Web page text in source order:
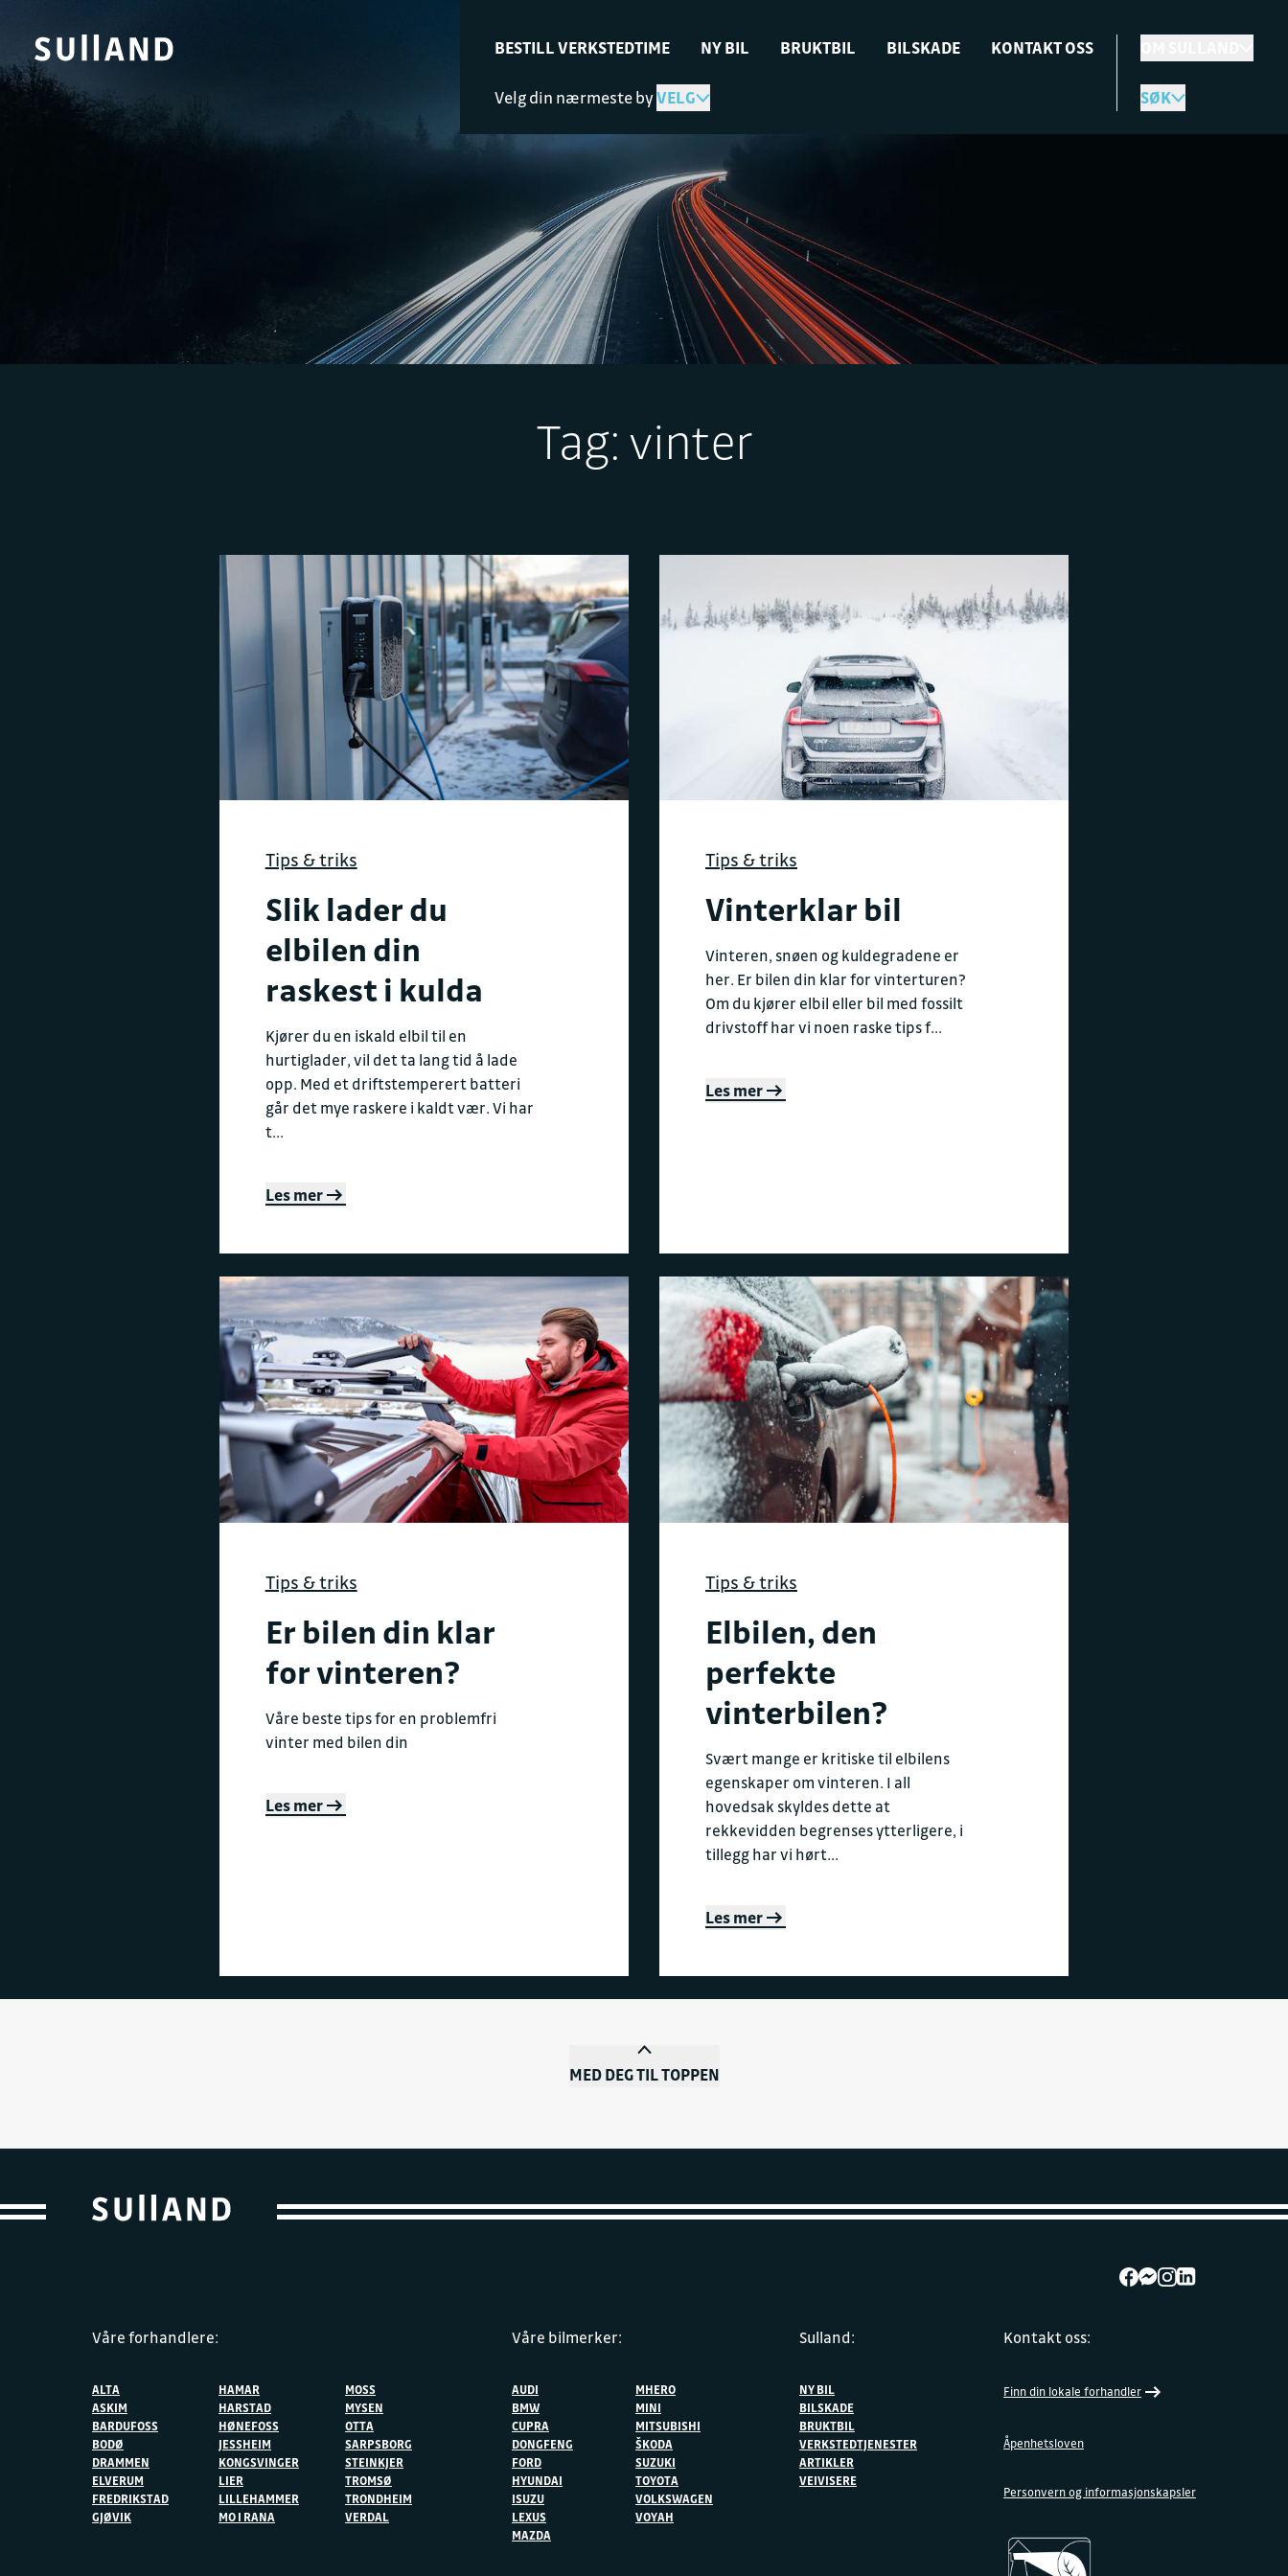
BESTILL VERKSTEDTIME NY BIL BRUKTBIL BILSKADE KONTAKT OSS
Velg din nærmeste byVELG SØK
Tag: vinter
Tips & triks
Slik lader du
elbilen din
raskest i kulda
Kjører du en iskald elbil til en
hurtiglader, vil det ta lang tid å lade
opp. Med et driftstemperert batteri
går det mye raskere i kaldt vær. Vi har
t...
Les mer
Tips & triks
Vinterklar bil
Vinteren, snøen og kuldegradene er
her. Er bilen din klar for vinterturen?
Om du kjører elbil eller bil med fossilt
drivstoff har vi noen raske tips f...
Les mer
Tips & triks
Er bilen din klar
for vinteren?
Våre beste tips for en problemfri
vinter med bilen din
Les mer
Tips & triks
Elbilen, den
perfekte
vinterbilen?
Svært mange er kritiske til elbilens
egenskaper om vinteren. I all
hovedsak skyldes dette at
rekkevidden begrenses ytterligere, i
tillegg har vi hørt...
Les mer
MED DEG TIL TOPPEN
Våre forhandlere:
ALTA
ASKIM
BARDUFOSS
BODØ
DRAMMEN
ELVERUM
FREDRIKSTAD
GJØVIK
HAMAR
HARSTAD
HØNEFOSS
JESSHEIM
KONGSVINGER
LIER
LILLEHAMMER
MO I RANA
MOSS
MYSEN
OTTA
SARPSBORG
STEINKJER
TROMSØ
TRONDHEIM
VERDAL
Våre bilmerker:
AUDI
BMW
CUPRA
DONGFENG
FORD
HYUNDAI
ISUZU
LEXUS
MAZDA
MHERO
MINI
MITSUBISHI
ŠKODA
SUZUKI
TOYOTA
VOLKSWAGEN
VOYAH
Sulland:
NY BIL
BILSKADE
BRUKTBIL
VERKSTEDTJENESTER
ARTIKLER
VEIVISERE
Kontakt oss:
Finn din lokale forhandler
Åpenhetsloven
Personvern og informasjonskapsler